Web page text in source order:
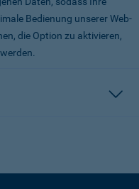
Bedienung unserer Web-
die Option zu aktivieren,